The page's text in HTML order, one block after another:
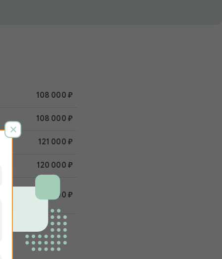
108 000 ₽
108 000 ₽
121 000 ₽
120 000 ₽
89 000 ₽